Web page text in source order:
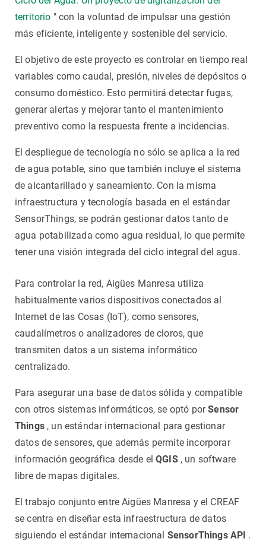
territorio " con la voluntad de impulsar una gestión
más eficiente, inteligente y sostenible del servicio.
El objetivo de este proyecto es controlar en tiempo real
variables como caudal, presión, niveles de depósitos o
consumo doméstico. Esto permitirá detectar fugas,
generar alertas y mejorar tanto el mantenimiento
preventivo como la respuesta frente a incidencias.
El despliegue de tecnología no sólo se aplica a la red
de agua potable, sino que también incluye el sistema
de alcantarillado y saneamiento. Con la misma
infraestructura y tecnología basada en el estándar
SensorThings, se podrán gestionar datos tanto de
agua potabilizada como agua residual, lo que permite
tener una visión integrada del ciclo integral del agua.
Para controlar la red, Aigües Manresa utiliza
habitualmente varios dispositivos conectados al
Internet de las Cosas (IoT), como sensores,
caudalímetros o analizadores de cloros, que
transmiten datos a un sistema informático
centralizado.
Para asegurar una base de datos sólida y compatible
con otros sistemas informáticos, se optó porSensor
Things, un estándar internacional para gestionar
datos de sensores, que además permite incorporar
información geográfica desde elQGIS, un software
libre de mapas digitales.
El trabajo conjunto entre Aigües Manresa y el CREAF
se centra en diseñar esta infraestructura de datos
siguiendo el estándar internacional SensorThings API .